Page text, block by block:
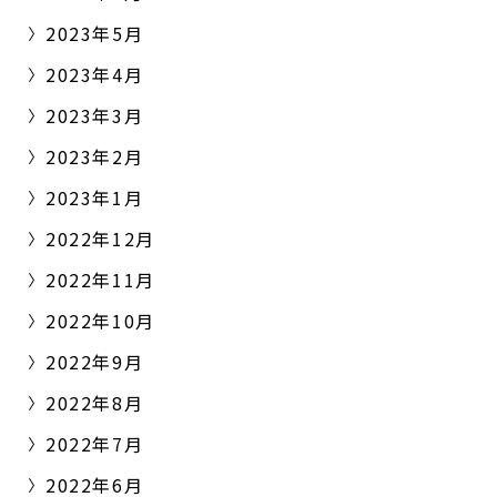
2023年5月
2023年4月
2023年3月
2023年2月
2023年1月
2022年12月
2022年11月
2022年10月
2022年9月
2022年8月
2022年7月
2022年6月